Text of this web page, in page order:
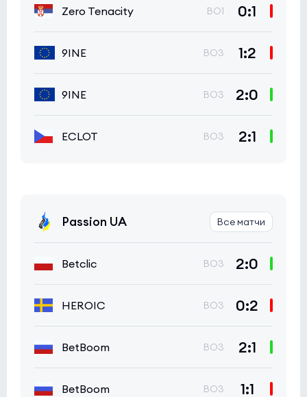
Zero Tenacity BO1 0:1
9INE BO3 1:2
9INE BO3 2:0
ECLOT BO3 2:1
Passion UA Все матчи
Betclic BO3 2:0
HEROIC BO3 0:2
BetBoom BO3 2:1
BetBoom BO3 1:1